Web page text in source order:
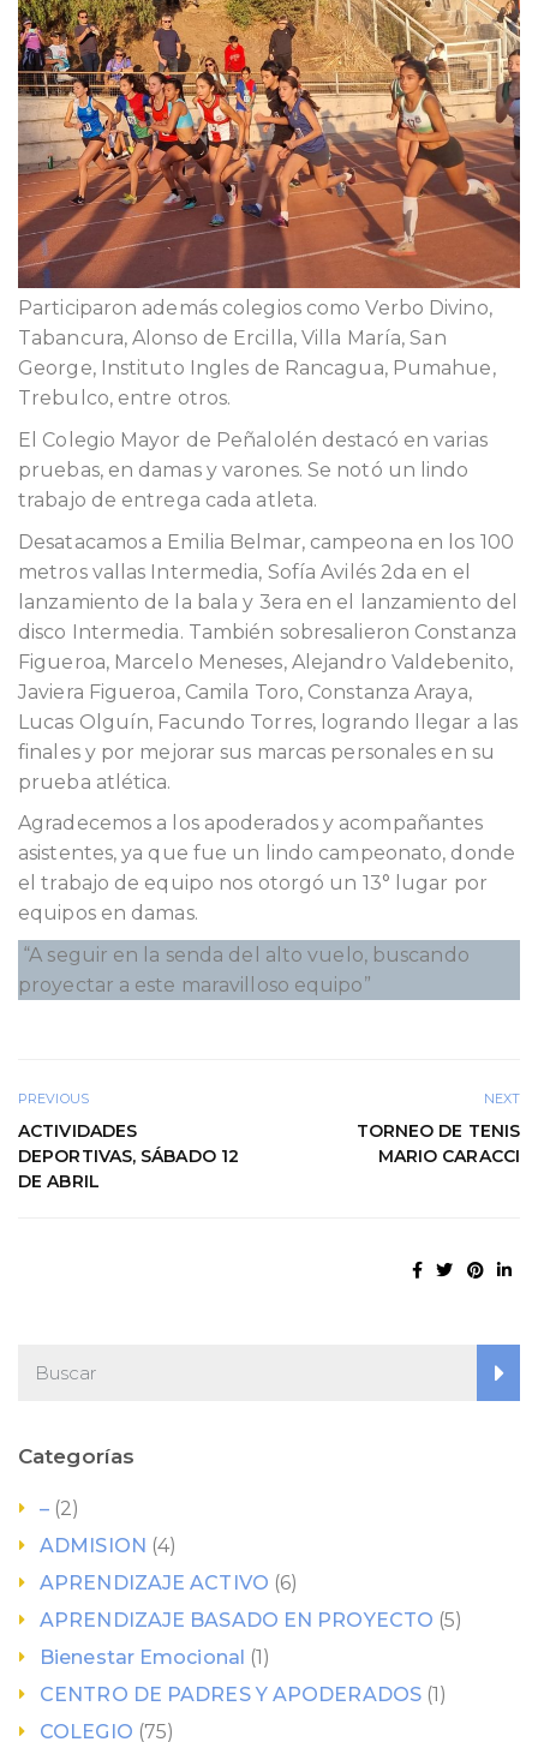
Participaron además colegios como Verbo Divino,
Tabancura, Alonso de Ercilla, Villa María, San
George, Instituto Ingles de Rancagua, Pumahue,
Trebulco, entre otros.
El Colegio Mayor de Peñalolén destacó en varias
pruebas, en damas y varones. Se notó un lindo
trabajo de entrega cada atleta.
Desatacamos a Emilia Belmar, campeona en los 100
metros vallas Intermedia, Sofía Avilés 2da en el
lanzamiento de la bala y 3era en el lanzamiento del
disco Intermedia. También sobresalieron Constanza
Figueroa, Marcelo Meneses, Alejandro Valdebenito,
Javiera Figueroa, Camila Toro, Constanza Araya,
Lucas Olguín, Facundo Torres, logrando llegar a las
finales y por mejorar sus marcas personales en su
prueba atlética.
Agradecemos a los apoderados y acompañantes
asistentes, ya que fue un lindo campeonato, donde
el trabajo de equipo nos otorgó un 13° lugar por
equipos en damas.
“A seguir en la senda del alto vuelo, buscando
proyectar a este maravilloso equipo”
PREVIOUS
ACTIVIDADES
DEPORTIVAS, SÁBADO 12
DE ABRIL
NEXT
TORNEO DE TENIS
MARIO CARACCI
Categorías
– (2)
ADMISION (4)
APRENDIZAJE ACTIVO (6)
APRENDIZAJE BASADO EN PROYECTO (5)
Bienestar Emocional (1)
CENTRO DE PADRES Y APODERADOS(1)
COLEGIO (75)